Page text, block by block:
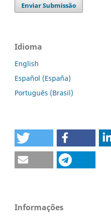
Enviar Submissão
Idioma
English
Español (España)
Português (Brasil)
Informações